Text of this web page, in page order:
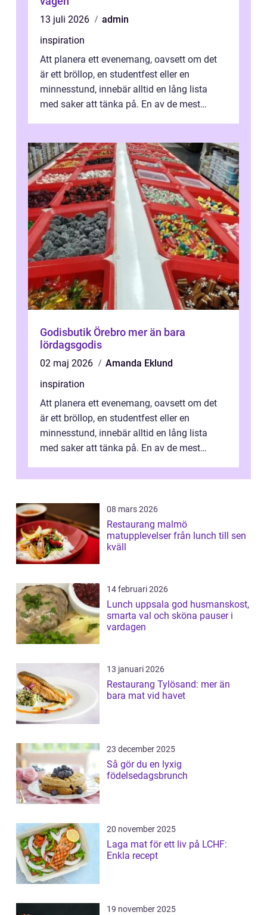
13 juli 2026
admin
inspiration
Att planera ett evenemang, oavsett om det
är ett bröllop, en studentfest eller en
minnesstund, innebär alltid en lång lista
med saker att tänka på. En av de mest
Godisbutik Örebro mer än bara
lördagsgodis
02 maj 2026
Amanda Eklund
inspiration
Att planera ett evenemang, oavsett om det
är ett bröllop, en studentfest eller en
minnesstund, innebär alltid en lång lista
med saker att tänka på. En av de mest
08 mars 2026
Restaurang malmö
matupplevelser från lunch till sen
kväll
14 februari 2026
Lunch uppsala god husmanskost,
smarta val och sköna pauser i
vardagen
13 januari 2026
Restaurang Tylösand: mer än
bara mat vid havet
23 december 2025
Så gör du en lyxig
födelsedagsbrunch
20 november 2025
Laga mat för ett liv på LCHF:
Enkla recept
19 november 2025